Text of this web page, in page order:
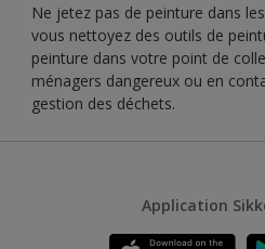
Ne jetez pas de peinture dans
vous nettoyez des outils de
peinture dans votre point de
ménagers dangereux ou en
gestion des déchets.
Application